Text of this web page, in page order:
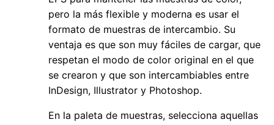
pero la más flexible y moderna es usar el
formato de muestras de intercambio. Su
ventaja es que son muy fáciles de cargar, que
respetan el modo de color original en el que
se crearon y que son intercambiables entre
InDesign, Illustrator y Photoshop.
En la paleta de muestras, selecciona aquellas